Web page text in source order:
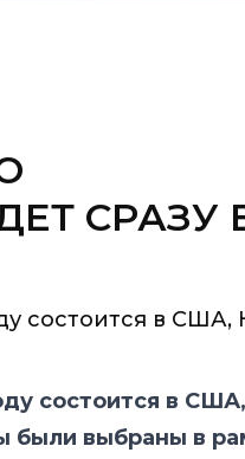
СРАЗУ
состоится в США,
состоится в США,
были выбраны в